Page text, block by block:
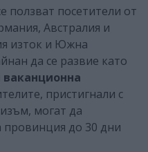
ползват посетители от
Австралия и
изток и Южна
да се развие като
ваканционна
пристигнали с
могат да
провинция до 30 дни